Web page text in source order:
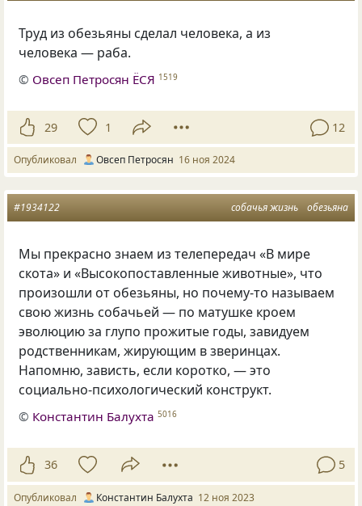
Труд из обезьяны сделал человека, а из
человека — раба.
© Овсеп Петросян ЁСЯ 1519
29 1 12
Опубликовал Овсеп Петросян 16 ноя 2024
собачья жизнь обезьяна
#1934122
Мы прекрасно знаем из телепередач «В мире
скота» и «Высокопоставленные животные», что
произошли от обезьяны, но почему-то называем
свою жизнь собачьей — по матушке кроем
эволюцию за глупо прожитые годы, завидуем
родственникам, жирующим в зверинцах.
Напомню, зависть, если коротко, — это
социально-психологический конструкт.
© Константин Балухта 5016
36 5
Опубликовал Константин Балухта 12 ноя 2023